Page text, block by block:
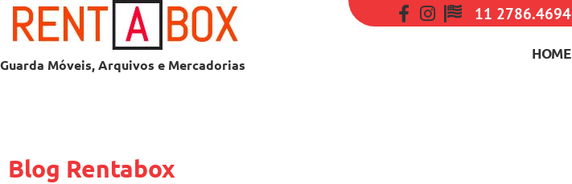
11 2786.4694
Guarda Móveis, Arquivos e Mercadorias
HOME
Blog Rentabox